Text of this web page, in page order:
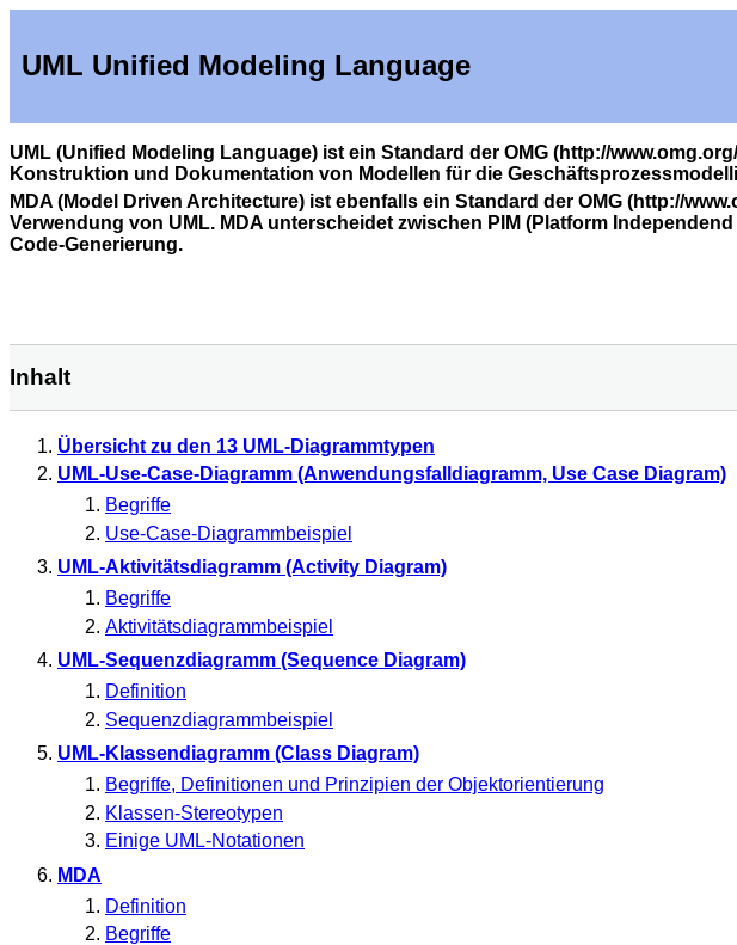
UML Unified Modeling Language
UML (Unified Modeling Language) ist ein Standard der OMG (http://
Konstruktion und Dokumentation von Modellen für die
MDA (Model Driven Architecture) ist ebenfalls ein Standard der OMG (http://
Verwendung von UML. MDA unterscheidet zwischen PIM (Platform
Code-Generierung.
Inhalt
Übersicht zu den 13 UML-Diagrammtypen
UML-Use-Case-Diagramm (Anwendungsfalldiagramm, Use Case Diagram)
Begriffe
Use-Case-Diagrammbeispiel
UML-Aktivitätsdiagramm (Activity Diagram)
Begriffe
Aktivitätsdiagrammbeispiel
UML-Sequenzdiagramm (Sequence Diagram)
Definition
Sequenzdiagrammbeispiel
UML-Klassendiagramm (Class Diagram)
Begriffe, Definitionen und Prinzipien der Objektorientierung
Klassen-Stereotypen
Einige UML-Notationen
MDA
Definition
Begriffe